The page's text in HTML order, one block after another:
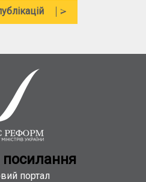
портал
з питань відновлення
з питань державної